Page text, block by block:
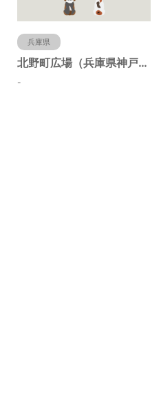
兵庫県
北野町広場（兵庫県神戸市）
-